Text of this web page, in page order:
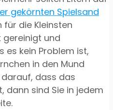
gekörnten Spielsand
die Kleinsten
gereinigt und
es kein Problem ist,
in den Mund
dass das
dann sind Sie in jedem